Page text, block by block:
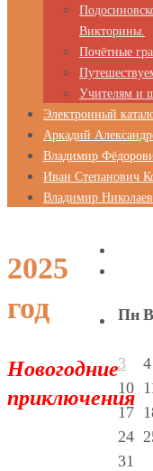
Викторины.
Почётные
Учителям и
Электронный
Аркадий
Владимир
Иван Степанович
Владимир
2025
год
Новогодние
приключения
Пн
3
4
10
17
24
31